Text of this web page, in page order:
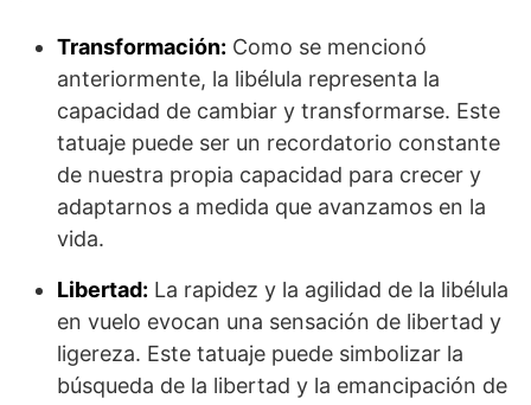
Transformación: Como se mencionó
anteriormente, la libélula representa la
capacidad de cambiar y transformarse. Este
tatuaje puede ser un recordatorio constante
de nuestra propia capacidad para crecer y
adaptarnos a medida que avanzamos en la
vida.
Libertad: La rapidez y la agilidad de la libélula
en vuelo evocan una sensación de libertad y
ligereza. Este tatuaje puede simbolizar la
búsqueda de la libertad y la emancipación de